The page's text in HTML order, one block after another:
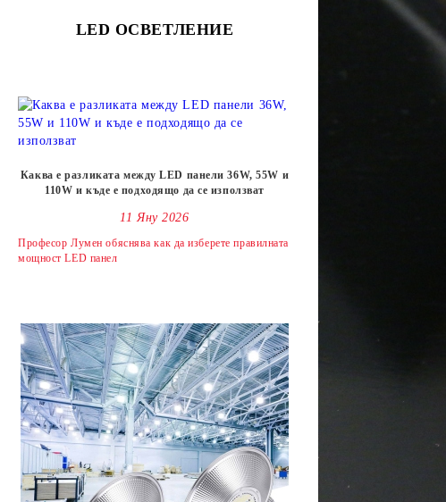
LED ОСВЕТЛЕНИЕ
Каква е разликата между LED панели 36W, 55W и
110W и къде е подходящо да се използват
11 Яну 2026
Професор Лумен обяснява как да изберете правилната
мощност LED панел